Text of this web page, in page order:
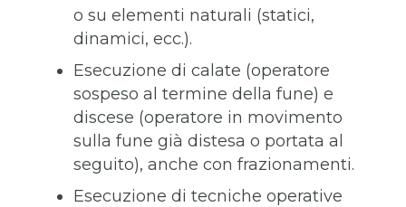
o su elementi naturali (statici,
dinamici, ecc.).
Esecuzione di calate (operatore
sospeso al termine della fune) e
discese (operatore in movimento
sulla fune già distesa o portata al
seguito), anche con frazionamenti.
Esecuzione di tecniche operative